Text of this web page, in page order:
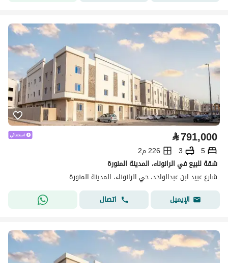
⃁791,000
5
3
226 م2
شقة للبيع في الرانوناء، المدينة المنورة
شارع عبيد ابن عبدالواحد، حي الرانوناء، المدينة المنورة
الإيميل
اتصال